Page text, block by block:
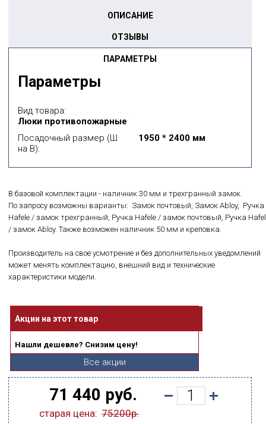
ПАРАМЕТРЫ
ОПИСАНИЕ
ОТЗЫВЫ
Параметры
Вид товара:
Люки противопожарные
Посадочный размер (Ш
на В):
1950 * 2400 мм
В базовой комплектации - наличник 30 мм и трехгранный замок.
По запросу возможны варианты: Замок почтовый, Замок Abloy, Ручка
Hafele / замок трехгранный, Ручка Hafele / замок почтовый, Ручка
/ замок Abloy. Также возможен наличник 50 мм и креповка.
Производитель на свое усмотрение и без дополнительных уведомлений
может менять комплектацию, внешний вид и технические
характеристики модели.
Акции на этот товар
Нашли дешевле? Снизим цену!
Все акции
71 440 руб.
старая цена: 75200р.